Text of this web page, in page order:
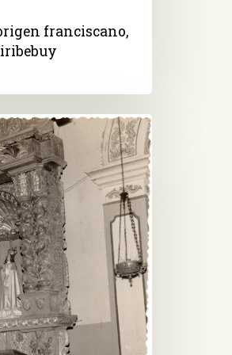
franciscano,